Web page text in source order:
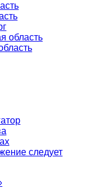
область
следует